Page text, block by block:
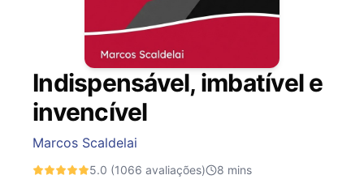
Indispensável, imbatível e
invencível
Marcos Scaldelai
5.0 (1066 avaliações) 8 mins